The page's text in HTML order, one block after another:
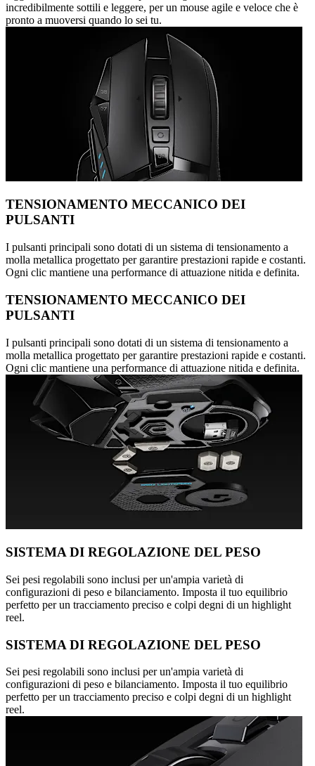
incredibilmente sottili e leggere, per un mouse agile e veloce che è
pronto a muoversi quando lo sei tu.
TENSIONAMENTO MECCANICO DEI
PULSANTI
I pulsanti principali sono dotati di un sistema di tensionamento a
molla metallica progettato per garantire prestazioni rapide e costanti.
Ogni clic mantiene una performance di attuazione nitida e definita.
TENSIONAMENTO MECCANICO DEI
PULSANTI
I pulsanti principali sono dotati di un sistema di tensionamento a
molla metallica progettato per garantire prestazioni rapide e costanti.
Ogni clic mantiene una performance di attuazione nitida e definita.
SISTEMA DI REGOLAZIONE DEL PESO
Sei pesi regolabili sono inclusi per un'ampia varietà di
configurazioni di peso e bilanciamento. Imposta il tuo equilibrio
perfetto per un tracciamento preciso e colpi degni di un highlight
reel.
SISTEMA DI REGOLAZIONE DEL PESO
Sei pesi regolabili sono inclusi per un'ampia varietà di
configurazioni di peso e bilanciamento. Imposta il tuo equilibrio
perfetto per un tracciamento preciso e colpi degni di un highlight
reel.